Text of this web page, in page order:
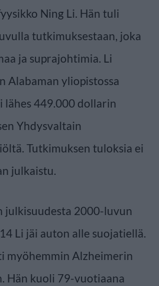
Ning Li. Hän tuli
tutkimuksestaan, joka
ja suprajohtimia. Li
Alabaman yliopistossa
lähes 449.000 dollarin
Yhdysvaltain
Tutkimuksen tuloksia ei
julkaistu.
julkisuudesta 2000-luvun
Li jäi auton alle suojatiellä.
myöhemmin Alzheimerin
Hän kuoli 79-vuotiaana